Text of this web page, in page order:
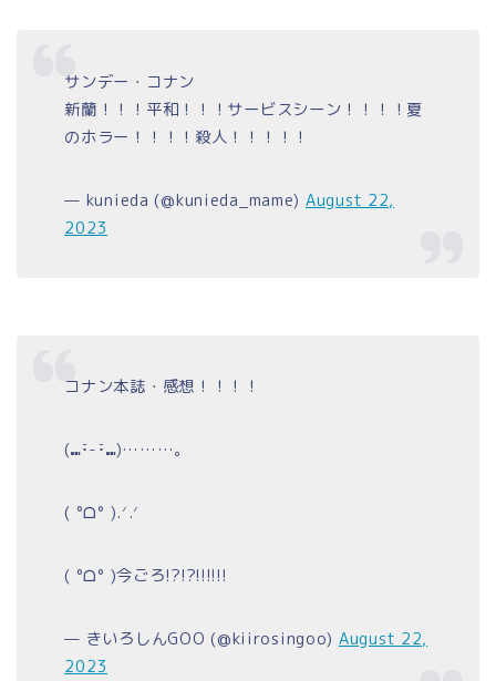
サンデー・コナン
新蘭！！！平和！！！サービスシーン！！！！夏
のホラー！！！！殺人！！！！！
— kunieda (@kunieda_mame) August 22,
2023
コナン本誌・感想！！！！
(⑉･̆-･̆⑉)………。
( °ᗝ° ).ᐟ.ᐟ
( °ᗝ° )今ごろ!?!?!!!!!!
— きいろしんGOO (@kiirosingoo) August 22,
2023